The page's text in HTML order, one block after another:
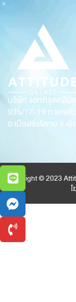
บริษัท แอททิจูดคลินิ
935/17-19 ถ.พหลโ
อ.เมืองเชียงราย จ.เ
Copyright © 2023